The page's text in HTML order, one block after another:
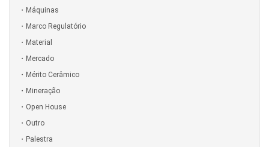
Máquinas
Marco Regulatório
Material
Mercado
Mérito Cerâmico
Mineração
Open House
Outro
Palestra